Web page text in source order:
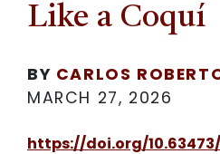
Like a Coquí
BY CARLOS
MARCH 27, 2026
https://doi.org/10.63473/